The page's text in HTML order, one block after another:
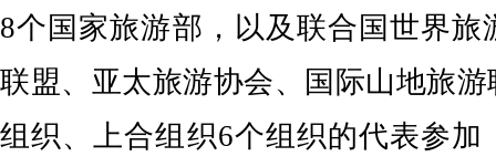
8个国家旅游部，以及联合国世界旅
联盟、亚太旅游协会、国际山地旅
组织、上合组织6个组织的代表参加